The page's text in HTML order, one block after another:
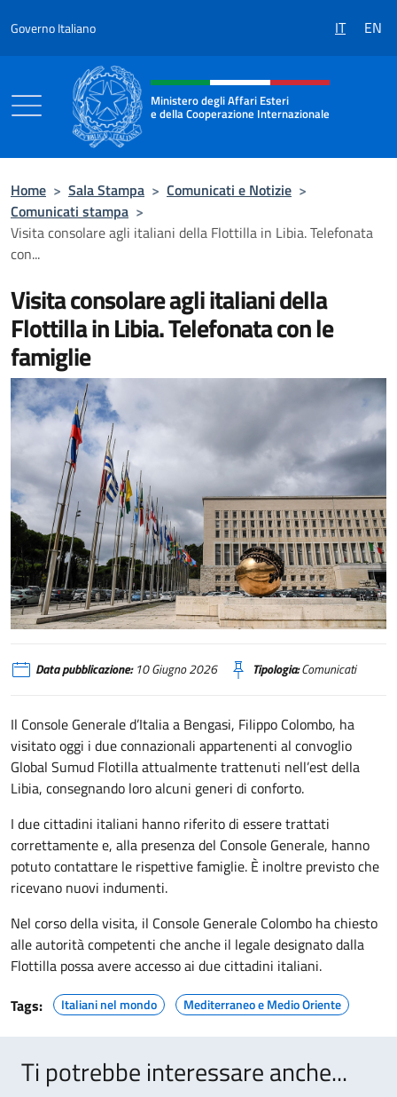
Governo Italiano IT EN
Intestazione sito, social e menù
Ministero degli Affari Esteri
e della Cooperazione Internazionale
Home > Sala Stampa > Comunicati e Notizie >
Comunicati stampa >
Visita consolare agli italiani della Flottilla in Libia. Telefonata
con...
Visita consolare agli italiani della
Flottilla in Libia. Telefonata con le
famiglie
farnesina
Data pubblicazione:10 Giugno 2026 Tipologia:Comunicati
Il Console Generale d’Italia a Bengasi, Filippo Colombo, ha
visitato oggi i due connazionali appartenenti al convoglio
Global Sumud Flotilla attualmente trattenuti nell’est della
Libia, consegnando loro alcuni generi di conforto.
I due cittadini italiani hanno riferito di essere trattati
correttamente e, alla presenza del Console Generale, hanno
potuto contattare le rispettive famiglie. È inoltre previsto che
ricevano nuovi indumenti.
Nel corso della visita, il Console Generale Colombo ha chiesto
alle autorità competenti che anche il legale designato dalla
Flottilla possa avere accesso ai due cittadini italiani.
Tags:
Italiani nel mondo Mediterraneo e Medio Oriente
Ti potrebbe interessare anche...